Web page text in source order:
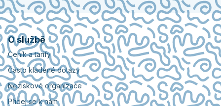
O službě
Ceník a tarify
Často kladené dotazy
Neziskové organizace
Přidej se k nám